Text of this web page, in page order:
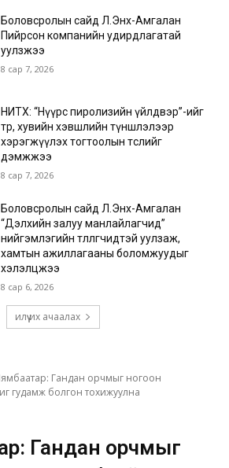
Боловсролын сайд Л.Энх-Амгалан
Пийрсон компанийн удирдлагатай
уулзжээ
8 сар 7, 2026
НИТХ: “Нүүрс пиролизийн үйлдвэр”-ийг
төр, хувийн хэвшлийн түншлэлээр
хэрэгжүүлэх тогтоолын төслийг
дэмжжээ
8 сар 7, 2026
Боловсролын сайд Л.Энх-Амгалан
“Дэлхийн залуу манлайлагчид”
нийгэмлэгийн төлөөлөгчидтэй уулзаж,
хамтын ажиллагааны боломжуудыг
хэлэлцжээ
8 сар 6, 2026
илүү их ачаалах